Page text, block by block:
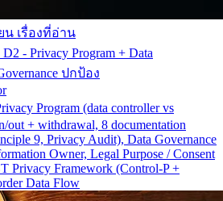
น เรื่องที่อ่าน
- Privacy Program + Data
ปกป้อง
Program (data controller vs
out + withdrawal, 8 documentation
9, Privacy Audit), Data Governance
Owner, Legal Purpose / Consent
Privacy Framework (Control-P +
Data Flow